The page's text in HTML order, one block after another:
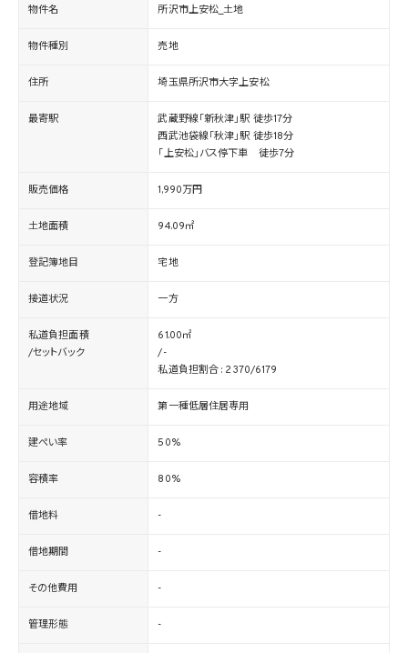
物件名 所沢市上安松_土地
物件種別 売地
住所 埼玉県所沢市大字上安松
最寄駅
武蔵野線「新秋津」駅 徒歩17分
西武池袋線「秋津」駅 徒歩18分
「上安松」バス停下車 徒歩7分
販売価格 1,990万円
土地面積 94.09㎡
登記簿地目 宅地
接道状況 一方
私道負担面積
/セットバック
61.00㎡
/-
私道負担割合 : 2370/6179
用途地域 第一種低層住居専用
建ぺい率 50%
容積率 80%
借地料 -
借地期間 -
その他費用 -
管理形態 -